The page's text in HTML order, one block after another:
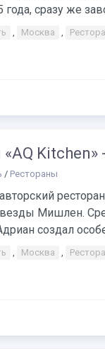
года, сразу же
, Москва ,
«AQ Kitchen»
/ Рестораны
Мишлен.
создал
Москва